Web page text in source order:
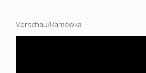
Vorschau/Ramówka